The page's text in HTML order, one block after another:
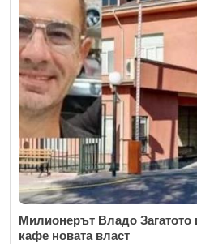
Милионерът Владо Загатото
кафе новата власт